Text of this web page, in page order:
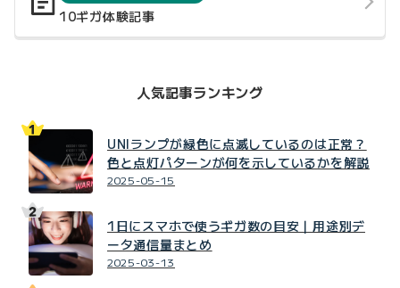
10ギガ体験記事
人気記事ランキング
UNIランプが緑色に点滅しているのは正常？
色と点灯パターンが何を示しているかを解説
2025-05-15
1日にスマホで使うギガ数の目安｜用途別デ
ータ通信量まとめ
2025-03-13